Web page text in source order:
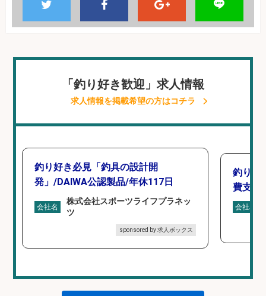
「釣り好き歓迎」求人情報
求人情報を掲載希望の方はコチラ
釣り好き必見「釣具の設計開
発」/DAIWA公認製品/年休117日
会社名
株式会社スポーツライフプラネッ
ツ
sponsored by 求人ボックス
釣り具
費支給
会社名